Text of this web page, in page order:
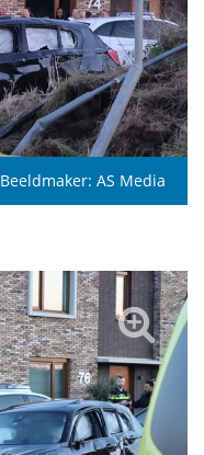
Beeldmaker: AS Media